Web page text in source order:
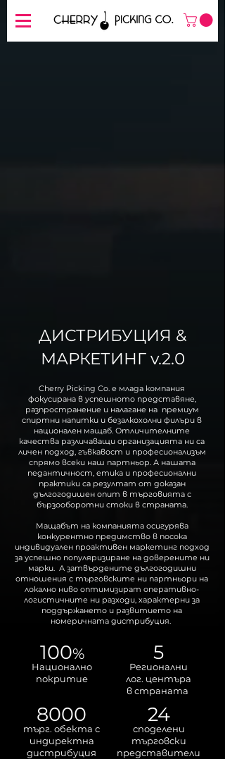
ДИСТРИБУЦИЯ &
МАРКЕТИНГ v.2.0
Cherry Picking Co. е млада компания
фокусирана в успешното представяне,
разпространение и налагане на премиум
спиртни напитки и безалкохолни филъри в
национален мащаб. Отличителните
качества различаващи организацията ни са
личен подход, гъвкавост и професионализъм
спрямо всеки наш партньор. А нашата
педантичност, етика и професионални
практики са резултат от доказан
дългогодишен опит в търговията с
бързооборотни стоки в страната.
Мащабът на компанията осигурява
конкурентно предимствo в посока
индивидуален проактивен маркетинг подход
за успешно популяризиране на доверените ни
марки. А затвърдените дългогодишни
отношения с търговските ни партньори на
локално ниво оптимизират оперативно-
логистичните ни разходи, характерни за
поддържането и развитието на
номеричната дистрибуция.
100%
Национално
покритие
5
Регионални
лог. центъра
в страната
8000
търг. обекта с
индиректна
дистрибуция
24
споделени
търговски
представители